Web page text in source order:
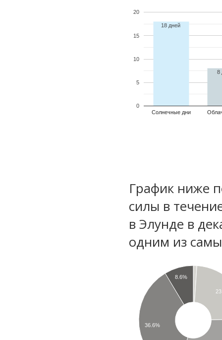
Солнечные дни
0
5
10
15
20
18 дней
8
График ниже
силы в
в Элунде в
одним из
8.6%
36.6%